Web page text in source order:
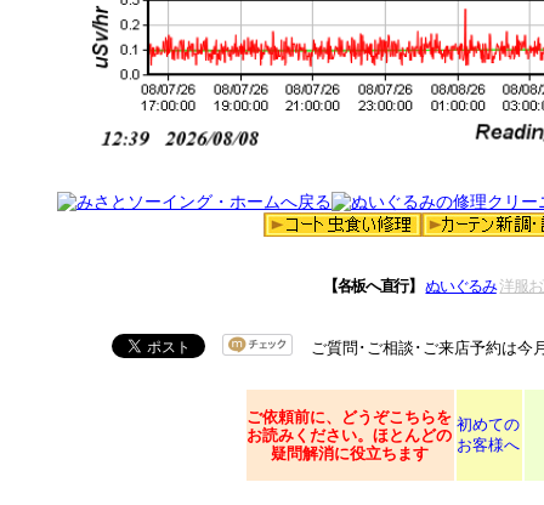
【各板へ直行】 ぬいぐるみ 洋服
ご質問･ご相談･ご来店予約は今
ご依頼前に、どうぞこちらを
お読みください。ほとんどの
疑問解消に役立ちます
初めての
お客様へ